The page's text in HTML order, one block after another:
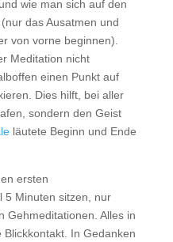
wie man sich auf den
das Ausatmen und
von vorne beginnen).
Meditation nicht
einen Punkt auf
Dies hilft, bei aller
sondern den Geist
läutete Beginn und Ende
ersten
5 Minuten sitzen, nur
Gehmeditationen. Alles in
In Gedanken